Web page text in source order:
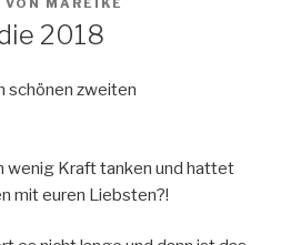
VON MAREIKE
2018
schönen zweiten
wenig Kraft tanken und hattet
mit euren Liebsten?!